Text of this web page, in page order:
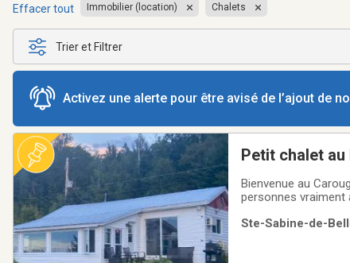
Effacer tout Immobilier (location) Chalets
Trier et Filtrer
Activez une alerte pour être avisé de l’ajout de
Petit chalet
Bienvenue au
personnes vraiment
(pêche, baignade,
Ste-Sabine-de-